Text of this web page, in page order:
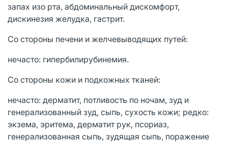
запах изо рта, абдоминальный дискомфорт,
дискинезия желудка, гастрит.
Со стороны печени и желчевыводящих путей:
нечасто: гипербилирубинемия.
Со стороны кожи и подкожных тканей:
нечасто: дерматит, потливость по ночам, зуд и
генерализованный зуд, сыпь, сухость кожи; редко:
экзема, эритема, дерматит рук, псориаз,
генерализованная сыпь, зудящая сыпь, поражение